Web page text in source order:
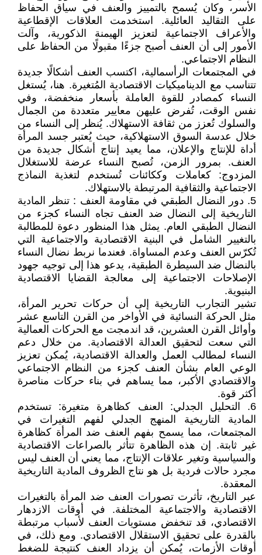
الأسر، وكان يُسمح بالتمييز والعنف في سياق الحفاظ
على التقاليد العائلية. استخدمت العلاقات الإقطاعية
والأعراف الاجتماعية لتعزيز الهيمنة الذكورية، وآلت
الأمور إلى أن العنف أصبح جزءًا مقبولًا من الحفاظ على
النظام الاجتماعي.
في المجتمعات الرأسمالية، اكتسب العنف أشكالًا جديدة
تتناسب مع الديناميكيات الاقتصادية المُتغيرة. هنا، يُستغل
النساء كمصادر للقوة العاملة بأسعار منخفضة، وفي
نفس الوقت، تُفرض عليهن معايير متعددة من الجمال
والسلوك تُعزز من ثقافة الاستهلاك. يُنظر إلى النساء من
خلال عدسة السوق الاستهلاكية، حيث يُعتبر جسد المرأة
أداة للإنتاج والإعلان، مما يعيد إنتاج أشكال جديدة من
العنف. بمرور الزمن، تُصبح النساء عرضة للاستغلال
المزدوج: كعاملات وككائنات تُستخدم لتغذية النماذج
الاجتماعية والثقافية المرتبطة بالاستهلاك.
5. دور النضال الطبقي في مقاومة العنف : تنظر المادية
التاريخية إلى النضال ضد العنف تجاه النساء كجزء من
النضال الطبقي العام. يمثل هذا المنظور دعوة للمطالبة
بالتغيير الشامل في البنية الاقتصادية والاجتماعية التي
تُكرّس العنف وعدم المساواة. فعندما نربط نضال النساء
بالنضال ضد السيطرة الطبقية، يدعو هذا إلى توجيه جهود
الإصلاحات الاجتماعية إلى معالجة القضايا الاقتصادية
البنيوية.
تشير التجارب التاريخية إلى أن حركات تحرير المرأة،
مثل الحركة النسائية في الأواخر من القرن التاسع عشر
وأوائل القرن العشرين، قد اندمجت مع الحركات العمالية
التي سعت لتحقيق العدالة الاقتصادية. من خلال دعم
النساء لمطالب العمل والعدالة الاقتصادية، يُمكن تعزيز
الوعي العام بشأن العنف كجزء من النظام الاجتماعي
والاقتصادي الأكبر، مما يساهم في بناء حركات مناصرة
أكثر قوة.
6. التحليل الجدلي: العنف كظاهرة متغيرة: تستخدم
المادية التاريخية المنهج الجدلي لفهم التغيرات في
المجتمعات، مما يسمح بفهم العنف ضد المرأة كظاهرة
غير ثابتة. إن هذه الظاهرة تتأثر بالصراعات الاقتصادية
والسياسية وتغير علاقات الإنتاج، مما يعني أن العنف ليس
مجرد حالات فردية بل هو نتاج الظروف المادية التاريخية
المعقدة.
عبر التاريخ، تأثرت تصورات العنف ضد المرأة بالتغيرات
الاقتصادية والاجتماعية المختلفة. في أوقات الازدهار
الاقتصادي، قد تنخفض مستويات العنف لأسباب مرتبطة
بالقدرة على تحقيق الاستقلال الاقتصادي. ومع ذلك، في
أوقات الأزمات، يُمكن أن يزداد العنف كنتيجة للضغط